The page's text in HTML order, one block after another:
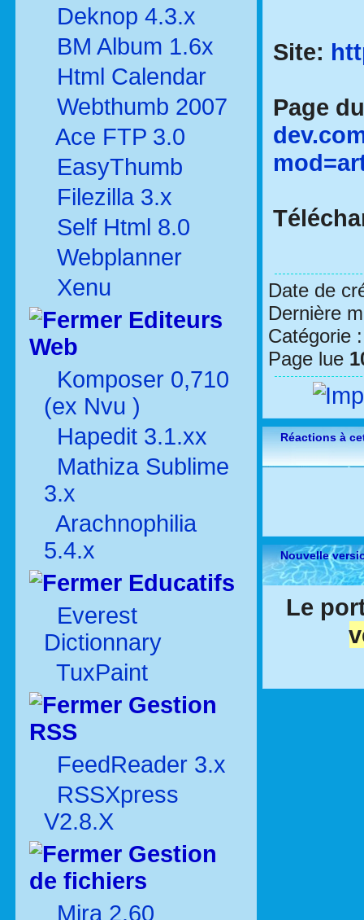
Deknop 4.3.x
BM Album 1.6x
Html Calendar
Webthumb 2007
Ace FTP 3.0
EasyThumb
Filezilla 3.x
Self Html 8.0
Webplanner
Xenu
Editeurs
Web
Komposer 0,710
(ex Nvu )
Hapedit 3.1.xx
Mathiza Sublime
3.x
Arachnophilia
5.4.x
Educatifs
Everest
Dictionnary
TuxPaint
Gestion
RSS
FeedReader 3.x
RSSXpress
V2.8.X
Gestion
de fichiers
Mira 2.60
Site:
Page
Date de
Dernière
Catégorie
Page lue
Réactions à
Nouvelle
Le